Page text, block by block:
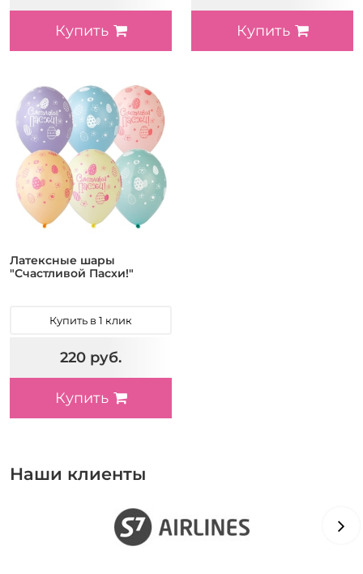
Купить Купить
Латексные шары
"Счастливой Пасхи!"
Купить в 1 клик
220 руб.
Купить
Наши клиенты